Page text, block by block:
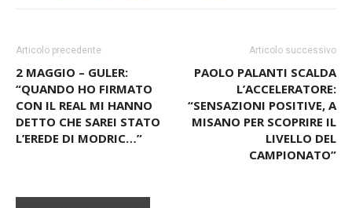
Articolo precedente
2 MAGGIO – GULER:
“QUANDO HO FIRMATO
CON IL REAL MI HANNO
DETTO CHE SAREI STATO
L’EREDE DI MODRIC…”
Articolo successivo
PAOLO PALANTI SCALDA
L’ACCELERATORE:
“SENSAZIONI POSITIVE, A
MISANO PER SCOPRIRE IL
LIVELLO DEL
CAMPIONATO”